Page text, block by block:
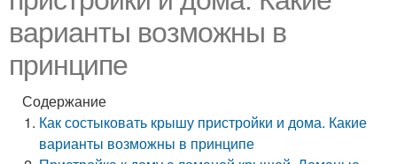
варианты возможны в
принципе
Содержание
Как состыковать крышу пристройки и дома. Какие
варианты возможны в принципе